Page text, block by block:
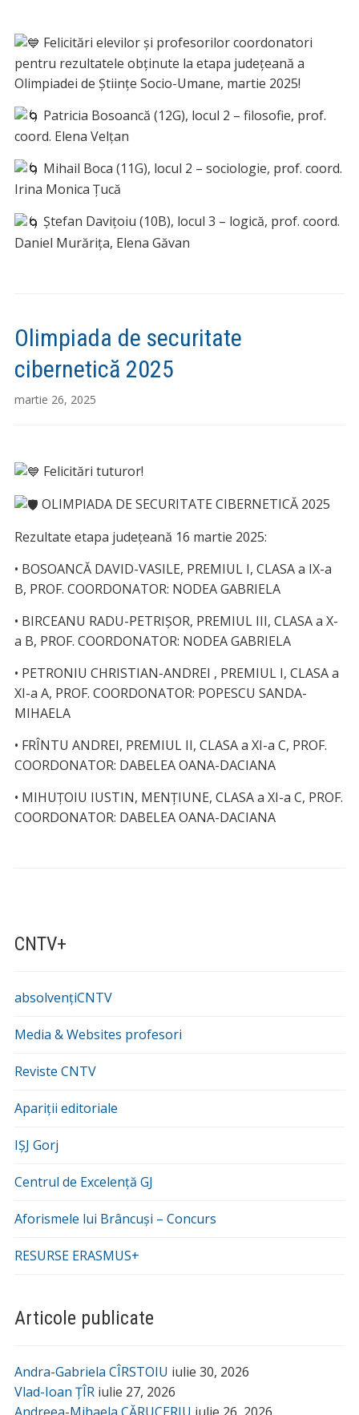
CNTV+
absolvențiCNTV
Media & Websites profesori
Reviste CNTV
Apariții editoriale
IȘJ Gorj
Centrul de Excelență GJ
Aforismele lui Brâncuși – Concurs
RESURSE ERASMUS+
Articole publicate
Andra-Gabriela CÎRSTOIU iulie 30, 2026
Vlad-Ioan ȚÎR iulie 27, 2026
Felicitări elevilor și profesorilor coordonatori
pentru rezultatele obținute la etapa județeană a
Olimpiadei de Științe Socio-Umane, martie 2025!
Patricia Bosoancă (12G), locul 2 – filosofie, prof.
coord. Elena Velțan
Mihail Boca (11G), locul 2 – sociologie, prof. coord.
Irina Monica Țucă
Ștefan Davițoiu (10B), locul 3 – logică, prof. coord.
Daniel Murărița, Elena Găvan
Olimpiada de securitate
cibernetică 2025
martie 26, 2025
Felicitări tuturor!
OLIMPIADA DE SECURITATE CIBERNETICĂ 2025
Rezultate etapa județeană 16 martie 2025:
• BOSOANCĂ DAVID-VASILE, PREMIUL I, CLASA a IX-a
B, PROF. COORDONATOR: NODEA GABRIELA
• BIRCEANU RADU-PETRIȘOR, PREMIUL III, CLASA a X-
a B, PROF. COORDONATOR: NODEA GABRIELA
• PETRONIU CHRISTIAN-ANDREI , PREMIUL I, CLASA a
XI-a A, PROF. COORDONATOR: POPESCU SANDA-
MIHAELA
• FRÎNTU ANDREI, PREMIUL II, CLASA a XI-a C, PROF.
COORDONATOR: DABELEA OANA-DACIANA
• MIHUȚOIU IUSTIN, MENȚIUNE, CLASA a XI-a C, PROF.
COORDONATOR: DABELEA OANA-DACIANA